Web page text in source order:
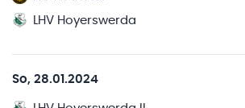
LHV Hoyerswerda
So, 28.01.2024